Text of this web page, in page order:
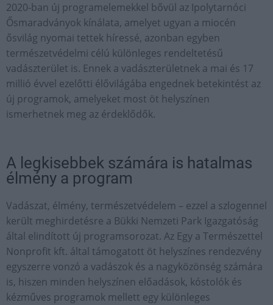
2020-ban új programelemekkel bővül az Ipolytarnóci
Ősmaradványok kínálata, amelyet ugyan a miocén
ősvilág nyomai tettek híressé, azonban egyben
természetvédelmi célú különleges rendeltetésű
vadászterület is. Ennek a vadászterületnek a mai és 17
millió évvel ezelőtti élővilágába engednek betekintést az
új programok, amelyeket most öt helyszínen
ismerhetnek meg az érdeklődők.
A legkisebbek számára is hatalmas
élmény a program
Vadászat, élmény, természetvédelem – ezzel a szlogennel
került meghirdetésre a Bükki Nemzeti Park Igazgatóság
által elindított új programsorozat. Az Egy a Természettel
Nonprofit kft. által támogatott öt helyszínes rendezvény
egyszerre vonzó a vadászok és a nagyközönség számára
is, hiszen minden helyszínen előadások, kóstolók és
kézműves programok mellett egy különleges